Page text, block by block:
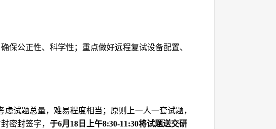
保公正性、科学性；重点做好远程复试设备配置、
试题总量，难易程度相当；原则上一人一套试题，
密封签字， 于6月 18 日上午8:30-11:30将试题送交研